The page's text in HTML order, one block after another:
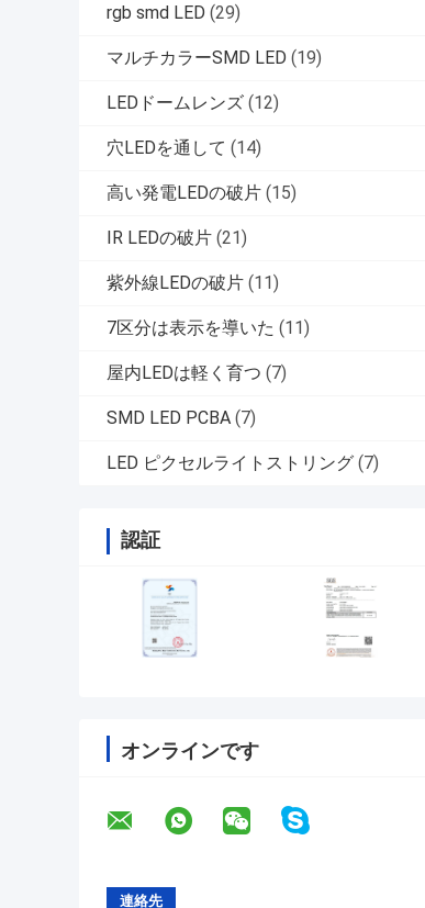
rgb smd LED (29)
マルチカラーSMD LED (19)
LEDドームレンズ (12)
穴LEDを通して (14)
高い発電LEDの破片 (15)
IR LEDの破片 (21)
紫外線LEDの破片 (11)
7区分は表示を導いた (11)
屋内LEDは軽く育つ (7)
SMD LED PCBA (7)
LED ピクセルライトストリング (7)
認証
オンラインです